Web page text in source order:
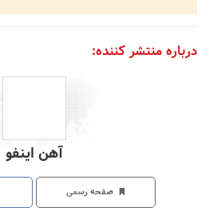
درباره منتشر کننده:
آهن اینفو
صفحه رسمی